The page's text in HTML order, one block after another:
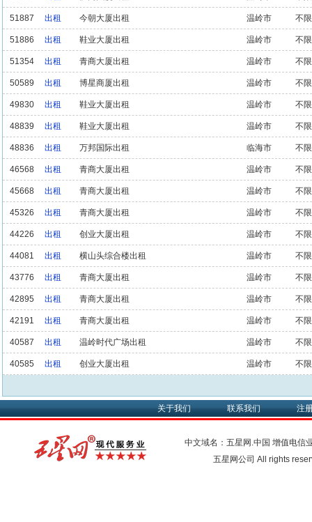
51887 出租 今朝大厦出租 温岭市 不限
51886 出租 鞋业大厦出租 温岭市 不限
51354 出租 青商大厦出租 温岭市 不限
50589 出租 博星商厦出租 温岭市 不限
49830 出租 鞋业大厦出租 温岭市 不限
48839 出租 鞋业大厦出租 温岭市 不限
48836 出租 万邦国际出租 临海市 不限
46568 出租 青商大厦出租 温岭市 不限
45668 出租 青商大厦出租 温岭市 不限
45326 出租 青商大厦出租 温岭市 不限
44226 出租 创业大厦出租 温岭市 不限
44081 出租 横山头综合楼出租 温岭市 不限
43776 出租 青商大厦出租 温岭市 不限
42895 出租 青商大厦出租 温岭市 不限
42191 出租 青商大厦出租 温岭市 不限
40587 出租 温岭时代广场出租 温岭市 不限
40585 出租 创业大厦出租 温岭市 不限
关于我们 联系我们 注
中文域名：五星网.中国 增值电信
五星网公司 All rights